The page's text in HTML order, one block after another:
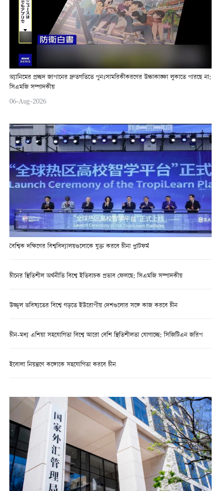
অ্যানিমের প্রচ্ছদ জাপানের দ্রুতগতিতে পুনঃসামরিকীকরণের উচ্চাকাঙ্ক্ষা লুকাতে পারছে না:
সিএমজি সম্পাদকীয়
06-Aug-2026
বৈশ্বিক দক্ষিণের বিশ্ববিদ্যালয়গুলোকে যুক্ত করবে চীনা প্লাটফর্ম
চীনের স্থিতিশীল অর্থনীতি বিশ্বে ইতিবাচক প্রভাব ফেলছে: সিএমজি সম্পাদকীয়
উজ্জ্বল ভবিষ্যতের বিশ্বে গড়তে ইউরোপীয় দেশগুলোর সঙ্গে কাজ করবে চীন
চীন-মধ্য এশিয়া সহযোগিতা বিশ্বে আরো বেশি স্থিতিশীলতা যোগাচ্ছে: সিজিটিএন জরিপ
ইবোলা নিয়ন্ত্রণে কঙ্গোকে সহযোগিতা করবে চীন